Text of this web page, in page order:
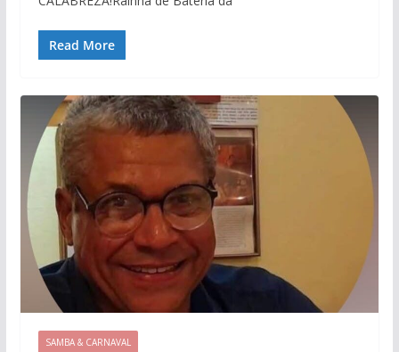
Read More
SAMBA & CARNAVAL